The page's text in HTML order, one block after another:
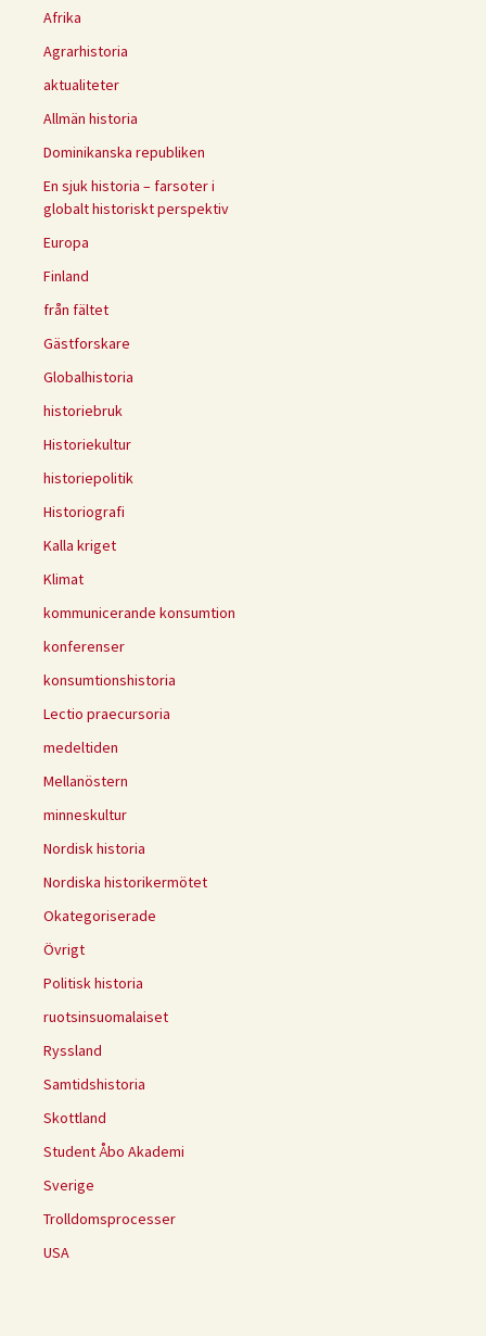
Afrika
Agrarhistoria
aktualiteter
Allmän historia
Dominikanska republiken
En sjuk historia – farsoter i
globalt historiskt perspektiv
Europa
Finland
från fältet
Gästforskare
Globalhistoria
historiebruk
Historiekultur
historiepolitik
Historiografi
Kalla kriget
Klimat
kommunicerande konsumtion
konferenser
konsumtionshistoria
Lectio praecursoria
medeltiden
Mellanöstern
minneskultur
Nordisk historia
Nordiska historikermötet
Okategoriserade
Övrigt
Politisk historia
ruotsinsuomalaiset
Ryssland
Samtidshistoria
Skottland
Student Åbo Akademi
Sverige
Trolldomsprocesser
USA